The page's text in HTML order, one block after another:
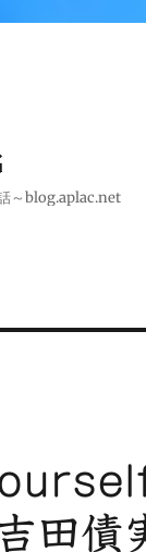
～blog.aplac.net
田債